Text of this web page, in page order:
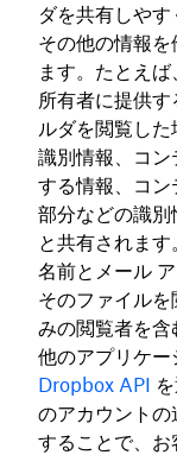
ダを共有しやす
その他の情報
ます。たとえ
所有者に提供
ルダを閲覧し
識別情報、コ
する情報、コ
部分などの識
と共有されます
名前とメール
そのファイル
みの閲覧者を含
他のアプリケ
Dropbox API
のアカウントの
することで、